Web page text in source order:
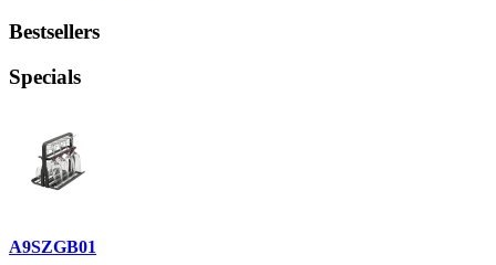
Bestsellers
Specials
A9SZGB01